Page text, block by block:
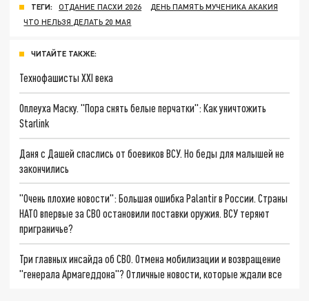
ТЕГИ: ОТДАНИЕ ПАСХИ 2026
ДЕНЬ ПАМЯТЬ МУЧЕНИКА АКАКИЯ
ЧТО НЕЛЬЗЯ ДЕЛАТЬ 20 МАЯ
ЧИТАЙТЕ ТАКЖЕ:
Технофашисты XXI века
Оплеуха Маску. "Пора снять белые перчатки": Как уничтожить
Starlink
Даня с Дашей спаслись от боевиков ВСУ. Но беды для малышей не
закончились
"Очень плохие новости": Большая ошибка Palantir в России. Страны
НАТО впервые за СВО остановили поставки оружия. ВСУ теряют
приграничье?
Три главных инсайда об СВО. Отмена мобилизации и возвращение
"генерала Армагеддона"? Отличные новости, которые ждали все